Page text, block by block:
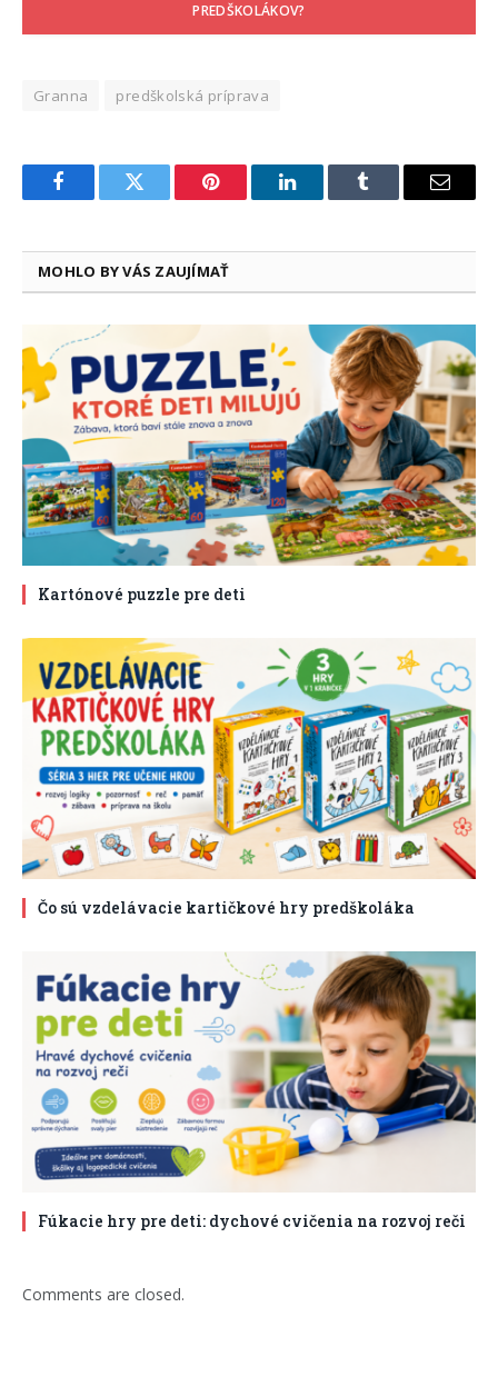
PREDŠKOLÁKOV?
Granna predškolská príprava
FacebookTwitter Pinterest LinkedInTumblr Email
MOHLO BY VÁS ZAUJÍMAŤ
Kartónové puzzle pre deti
Čo sú vzdelávacie kartičkové hry predškoláka
Fúkacie hry pre deti: dychové cvičenia na rozvoj reči
Comments are closed.